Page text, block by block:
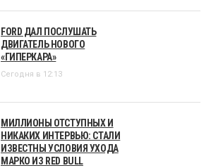
FORD ДАЛ ПОСЛУШАТЬ
ДВИГАТЕЛЬ НОВОГО
«ГИПЕРКАРА»
Сегодня в 12:13
МИЛЛИОНЫ ОТСТУПНЫХ И
НИКАКИХ ИНТЕРВЬЮ: СТАЛИ
ИЗВЕСТНЫ УСЛОВИЯ УХОДА
МАРКО ИЗ RED BULL